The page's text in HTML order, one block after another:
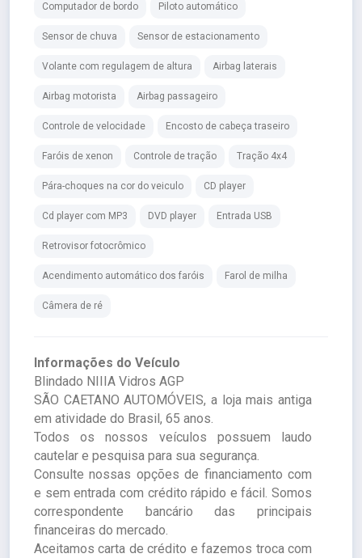
Computador de bordo Piloto automático
Sensor de chuva Sensor de estacionamento
Volante com regulagem de altura Airbag laterais
Airbag motorista Airbag passageiro
Controle de velocidade Encosto de cabeça traseiro
Faróis de xenon Controle de tração Tração 4x4
Pára-choques na cor do veiculo CD player
Cd player com MP3 DVD player Entrada USB
Retrovisor fotocrômico
Acendimento automático dos faróis Farol de milha
Câmera de ré
Informações do Veículo
Blindado NIIIA Vidros AGP
SÃO CAETANO AUTOMÓVEIS, a loja mais antiga
em atividade do Brasil, 65 anos.
Todos os nossos veículos possuem laudo
cautelar e pesquisa para sua segurança.
Consulte nossas opções de financiamento com
e sem entrada com crédito rápido e fácil. Somos
correspondente bancário das principais
financeiras do mercado.
Aceitamos carta de crédito e fazemos troca com